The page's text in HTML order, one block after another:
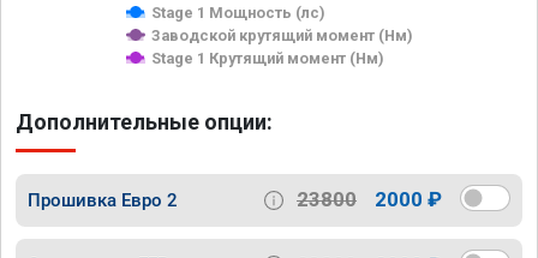
Stage 1 Мощность (лс)
Заводской крутящий момент (Нм)
Stage 1 Крутящий момент (Нм)
Дополнительные опции:
Прошивка Евро 2 23800 2000 ₽